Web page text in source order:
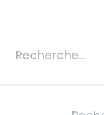
Connexion Réfection